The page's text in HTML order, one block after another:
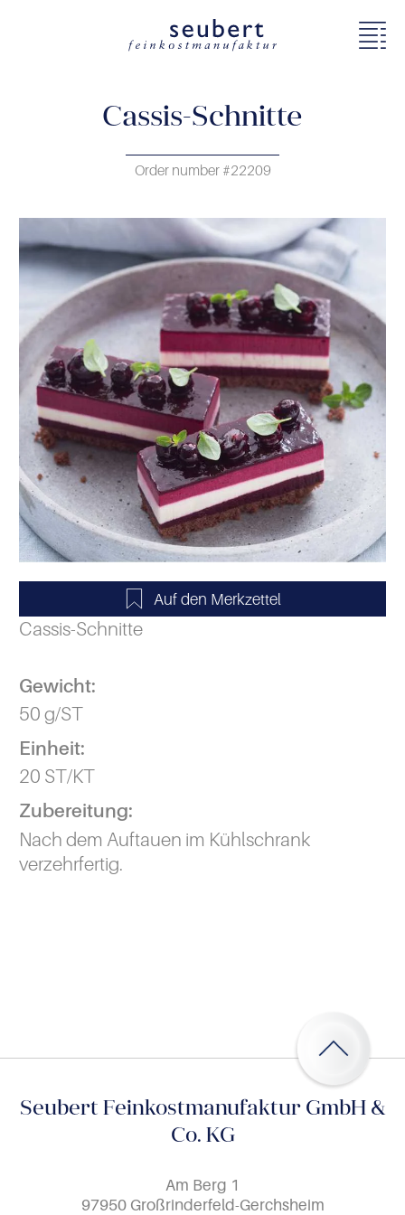
Cassis-Schnitte
Order number #22209
Cassis-Schnitte
Gewicht:
50 g/ST
Einheit:
20 ST/KT
Zubereitung:
Nach dem Auftauen im Kühlschrank
verzehrfertig.
Seubert Feinkostmanufaktur GmbH &
Co. KG
Am Berg 1
97950 Großrinderfeld-Gerchsheim